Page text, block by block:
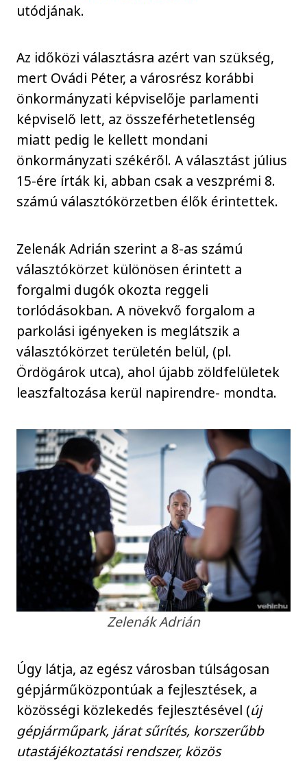
utódjának.
Az időközi választásra azért van szükség,
mert Ovádi Péter, a városrész korábbi
önkormányzati képviselője parlamenti
képviselő lett, az összeférhetetlenség
miatt pedig le kellett mondani
önkormányzati székéről. A választást július
15-ére írták ki, abban csak a veszprémi 8.
számú választókörzetben élők érintettek.
Zelenák Adrián szerint a 8-as számú
választókörzet különösen érintett a
forgalmi dugók okozta reggeli
torlódásokban. A növekvő forgalom a
parkolási igényeken is meglátszik a
választókörzet területén belül, (pl.
Ördögárok utca), ahol újabb zöldfelületek
leaszfaltozása kerül napirendre- mondta.
Zelenák Adrián
Úgy látja, az egész városban túlságosan
gépjárműközpontúak a fejlesztések, a
közösségi közlekedés fejlesztésével (új
gépjárműpark, járat sűrítés, korszerűbb
utastájékoztatási rendszer, közös